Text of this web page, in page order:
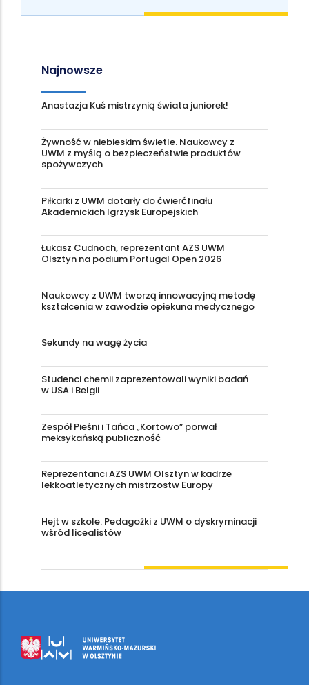
Najnowsze
Anastazja Kuś mistrzynią świata juniorek!
Żywność w niebieskim świetle. Naukowcy z
UWM z myślą o bezpieczeństwie produktów
spożywczych
Piłkarki z UWM dotarły do ćwierćfinału
Akademickich Igrzysk Europejskich
Łukasz Cudnoch, reprezentant AZS UWM
Olsztyn na podium Portugal Open 2026
Naukowcy z UWM tworzą innowacyjną metodę
kształcenia w zawodzie opiekuna medycznego
Sekundy na wagę życia
Studenci chemii zaprezentowali wyniki badań
w USA i Belgii
Zespół Pieśni i Tańca „Kortowo” porwał
meksykańską publiczność
Reprezentanci AZS UWM Olsztyn w kadrze
lekkoatletycznych mistrzostw Europy
Hejt w szkole. Pedagożki z UWM o dyskryminacji
wśród licealistów